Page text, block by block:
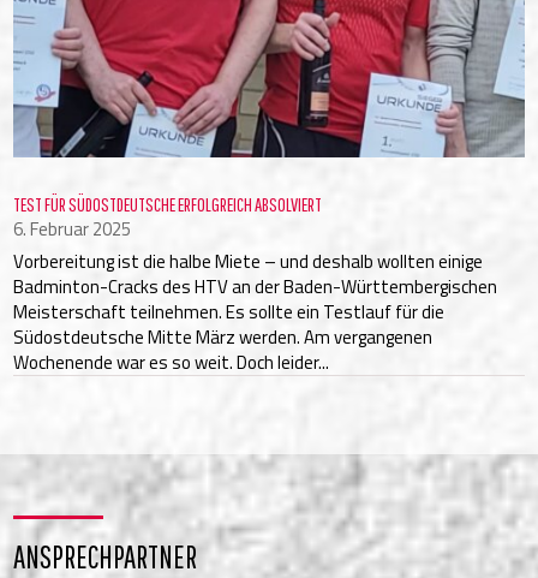
TEST FÜR SÜDOSTDEUTSCHE ERFOLGREICH ABSOLVIERT
6. Februar 2025
Vorbereitung ist die halbe Miete – und deshalb wollten einige
Badminton-Cracks des HTV an der Baden-Württembergischen
Meisterschaft teilnehmen. Es sollte ein Testlauf für die
Südostdeutsche Mitte März werden. Am vergangenen
Wochenende war es so weit. Doch leider...
ANSPRECHPARTNER